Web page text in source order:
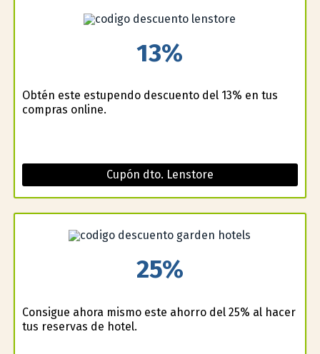
13%
Obtén este estupendo descuento del 13% en tus
compras online.
Cupón dto. Lenstore
25%
Consigue ahora mismo este ahorro del 25% al hacer
tus reservas de hotel.